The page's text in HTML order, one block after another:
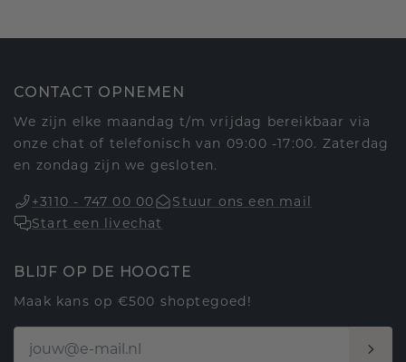
CONTACT OPNEMEN
We zijn elke maandag t/m vrijdag bereikbaar via
onze chat of telefonisch van 09:00 -17:00. Zaterdag
en zondag zijn we gesloten.
+3110 - 747 00 00
Stuur ons een mail
Start een livechat
BLIJF OP DE HOOGTE
Maak kans op €500 shoptegoed!